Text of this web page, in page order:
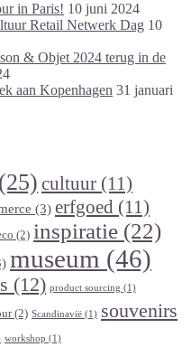
in Paris! 10 juni 2024
Retail Netwerk Dag 10
& Objet 2024 terug in de
aan Kopenhagen 31 januari
(25) cultuur (11)
(3) erfgoed (11)
(2) inspiratie (22)
museum (46)
(12) product sourcing (1)
(2) Scandinavië (1) souvenirs
workshop (1)